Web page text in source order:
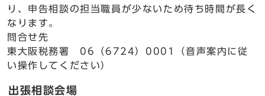
り、申告相談の担当職員が少ないため待ち時間が長く
なります。
問合せ先
東大阪税務署 06（6724）0001（音声案内に従
い操作してください）
出張相談会場